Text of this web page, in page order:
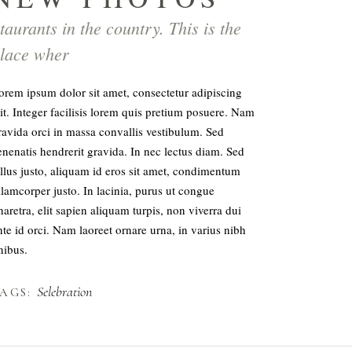
in the country. This is the
wher
ipsum dolor sit amet, consectetur adipiscing
Integer facilisis lorem quis pretium posuere. Nam
orci in massa convallis vestibulum. Sed
hendrerit gravida. In nec lectus diam. Sed
justo, aliquam id eros sit amet, condimentum
justo. In lacinia, purus ut congue
elit sapien aliquam turpis, non viverra dui
id orci. Nam laoreet ornare urna, in varius nibh
Selebration